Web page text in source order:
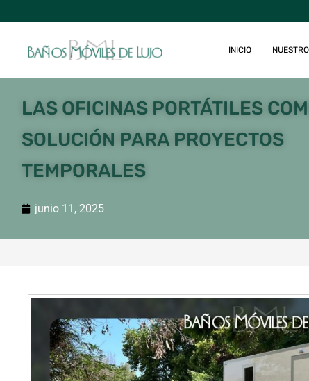
INICIO
LAS OFICINAS PORTÁTILES
SOLUCIÓN PARA PROYECTOS
TEMPORALES
junio 11, 2025